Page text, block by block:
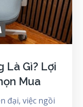
Là Gì? Lợi
Mua
đại, việc ngồi